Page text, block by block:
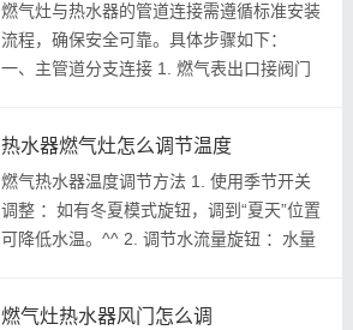
燃气灶与热水器的管道连接需遵循标准安装
流程，确保安全可靠。具体步骤如下：
一、主管道分支连接 1. 燃气表出口接阀门
后接三通接头，分两路管道：一路接...
热水器燃气灶怎么调节温度
燃气热水器温度调节方法 1. 使用季节开关
调整 ：如有冬夏模式旋钮，调到“夏天”位置
可降低水温。^^ 2. 调节水流量旋钮 ：水量
：火力调小（顺时针旋转或按减小...
燃气灶热水器风门怎么调